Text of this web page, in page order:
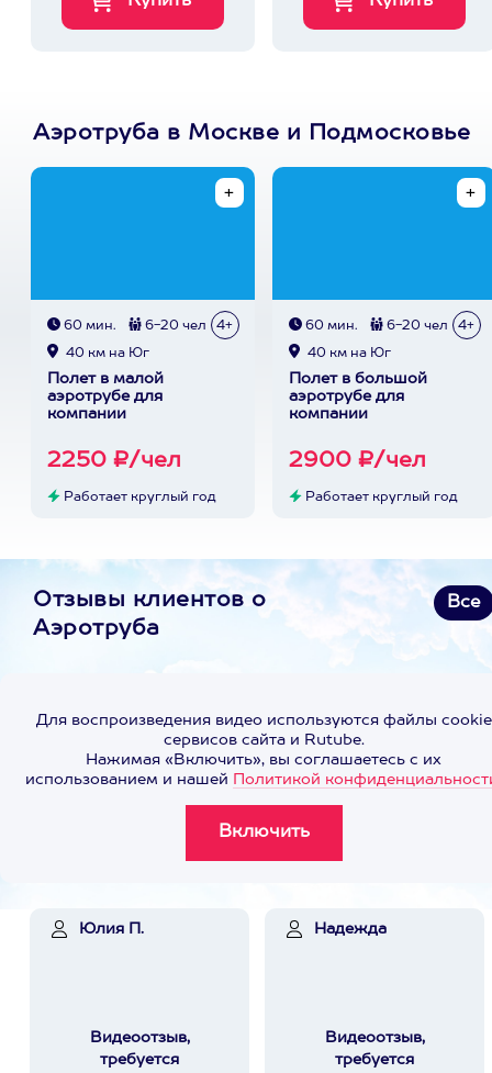
Аэротруба в Москве и Подмосковье
60 мин. 6-20 чел 4+
40 км на Юг
Полет в малой
аэротрубе для
компании
2250 ₽/чел
Работает круглый год
60 мин. 6-20 чел 4+
40 км на Юг
Полет в большой
аэротрубе для
компании
2900 ₽/чел
Работает круглый год
Отзывы клиентов о
Аэротруба
Все
Для воспроизведения видео используются файлы cookie
сервисов сайта и Rutube.
Нажимая «Включить», вы соглашаетесь с их
использованием и нашей Политикой
Юлия П.
Видеоотзыв,
требуется
Надежда
Видеоотзыв,
требуется